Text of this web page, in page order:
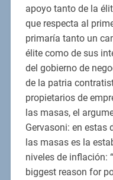
apoyo tanto de la
que respecta al
primaría tanto un
élite como de sus
del gobierno de
de la patria
propietarios de
las masas, el
Gervasoni: en estas
las masas es la
niveles de inflación:
biggest reason for